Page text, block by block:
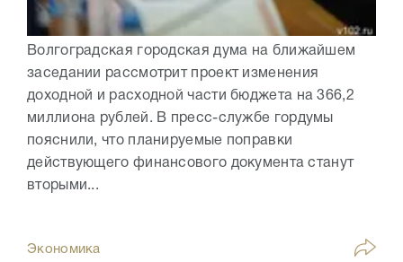
Волгоградская городская дума на ближайшем
заседании рассмотрит проект изменения
доходной и расходной части бюджета на 366,2
миллиона рублей. В пресс-службе гордумы
пояснили, что планируемые поправки
действующего финансового документа станут
вторыми...
Экономика